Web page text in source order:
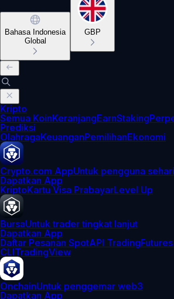
Bahasa Indonesia
Global
GBP
Kripto
Semua KoinKeranjangEarnStaking
Prediksi
OlahragaKeuanganPemilihanEkonomi
Crypto.com AppUntuk pengguna
Dapatkan App
KriptoKartu Visa PrabayarLevel Up
BursaUntuk trader tingkat lanjut
Dapatkan App
Daftar Pesanan SpotAPI Trading
CLITradingView
OnchainUntuk penggemar web3
Dapatkan App